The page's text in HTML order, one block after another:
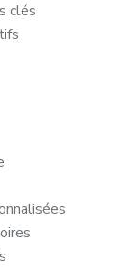
clés